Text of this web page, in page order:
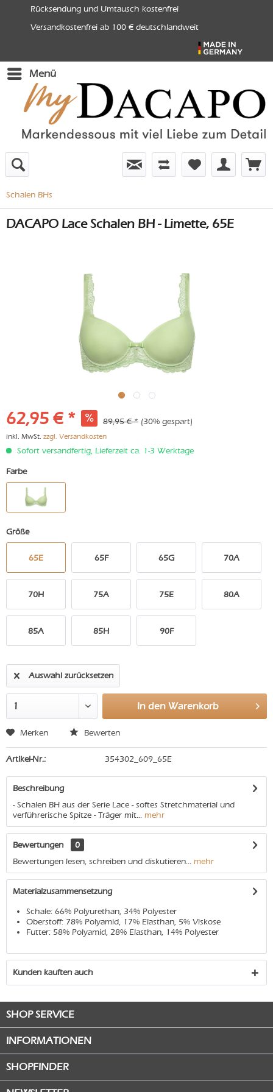
Rücksendung und Umtausch kostenfrei
Versandkostenfrei ab 100 € deutschlandweit
Menü
Schalen BHs
DACAPO Lace Schalen BH - Limette, 65E
62,95 € * 89,95 € * (30% gespart)
inkl. MwSt. zzgl. Versandkosten
Sofort versandfertig, Lieferzeit ca. 1-3 Werktage
Farbe
Größe
65E 65F 65G 70A
70H 75A 75E 80A
85A 85H 90F
Auswahl zurücksetzen
In den Warenkorb
Merken Bewerten
Artikel-Nr.: 354302_609_65E
Beschreibung
- Schalen BH aus der Serie Lace - softes Stretchmaterial und
verführerische Spitze - Träger mit... mehr
Bewertungen
0
Bewertungen lesen, schreiben und diskutieren... mehr
Materialzusammensetzung
Schale: 66% Polyurethan, 34% Polyester
Oberstoff: 78% Polyamid, 17% Elasthan, 5% Viskose
Futter: 58% Polyamid, 28% Elasthan, 14% Polyester
Kunden kauften auch
SHOP SERVICE
INFORMATIONEN
SHOPFINDER